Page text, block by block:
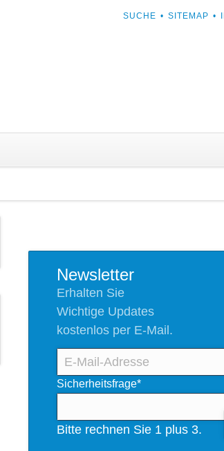
NAVIGATION
SUCHE SITEMAP
überspringen
Newsletter
Erhalten Sie
Wichtige Updates
kostenlos per E-Mail.
E-
Mail-
Adresse
Pflichtfeld
Sicherheitsfrage*
Bitte rechnen Sie 1 plus 3.